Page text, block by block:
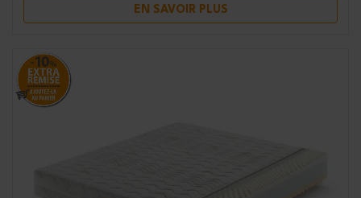
EN SAVOIR PLUS